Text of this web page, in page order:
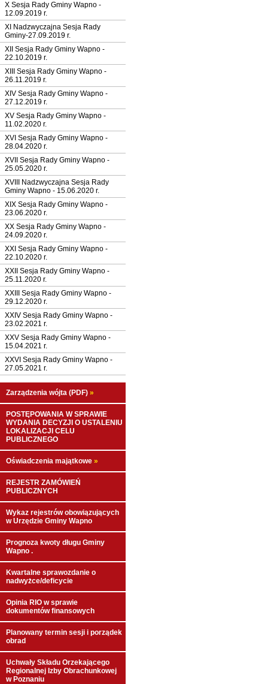
X Sesja Rady Gminy Wapno -
12.09.2019 r.
XI Nadzwyczajna Sesja Rady
Gminy-27.09.2019 r.
XII Sesja Rady Gminy Wapno -
22.10.2019 r.
XIII Sesja Rady Gminy Wapno -
26.11.2019 r.
XIV Sesja Rady Gminy Wapno -
27.12.2019 r.
XV Sesja Rady Gminy Wapno -
11.02.2020 r.
XVI Sesja Rady Gminy Wapno -
28.04.2020 r.
XVII Sesja Rady Gminy Wapno -
25.05.2020 r.
XVIII Nadzwyczajna Sesja Rady
Gminy Wapno - 15.06.2020 r.
XIX Sesja Rady Gminy Wapno -
23.06.2020 r.
XX Sesja Rady Gminy Wapno -
24.09.2020 r.
XXI Sesja Rady Gminy Wapno -
22.10.2020 r.
XXII Sesja Rady Gminy Wapno -
25.11.2020 r.
XXIII Sesja Rady Gminy Wapno -
29.12.2020 r.
XXIV Sesja Rady Gminy Wapno -
23.02.2021 r.
XXV Sesja Rady Gminy Wapno -
15.04.2021 r.
XXVI Sesja Rady Gminy Wapno -
27.05.2021 r.
Zarządzenia wójta (PDF) »
POSTĘPOWANIA W SPRAWIE
WYDANIA DECYZJI O USTALENIU
LOKALIZACJI CELU
PUBLICZNEGO
Oświadczenia majątkowe »
REJESTR ZAMÓWIEŃ
PUBLICZNYCH
Wykaz rejestrów obowiązujących
w Urzędzie Gminy Wapno
Prognoza kwoty długu Gminy
Wapno .
Kwartalne sprawozdanie o
nadwyżce/deficycie
Opinia RIO w sprawie
dokumentów finansowych
Planowany termin sesji i porządek
obrad
Uchwały Składu Orzekającego
Regionalnej Izby Obrachunkowej
w Poznaniu